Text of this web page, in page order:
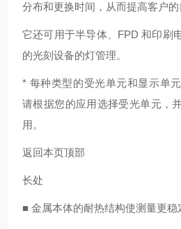
分布和更换时间，从而提高客户的
它还可用于半导体、FPD 和印刷
的光刻设备的灯管理。
* 每种类型的受光单元和显示单
请根据您的应用选择受光单元，
用。
返回本页顶部
长处
■ 金属本体的耐热结构使测量更稳